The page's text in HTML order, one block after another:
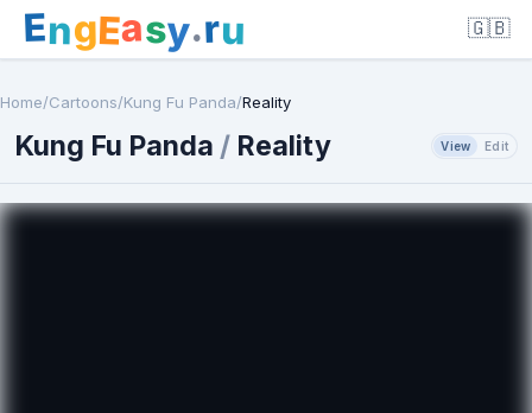
EngEasy.ru 🇬🇧
Home/Cartoons/Kung Fu Panda/Reality
Kung Fu Panda / Reality View Edit